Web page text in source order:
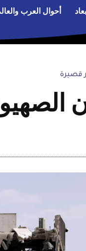
أبعاد أحوال العرب
قصيرة